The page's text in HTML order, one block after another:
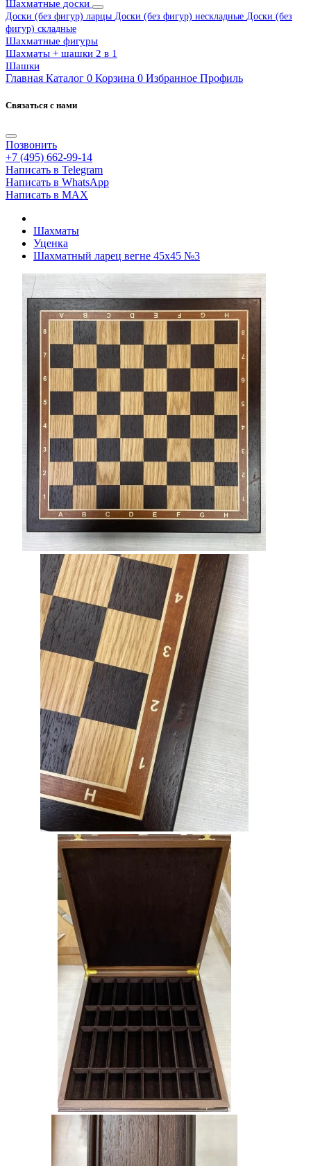
Шахматные доски
Доски (без фигур) ларцы Доски (без фигур) нескладные Доски (без
фигур) складные
Шахматные фигуры
Шахматы + шашки 2 в 1
Шашки
Главная Каталог 0 Корзина 0 Избранное Профиль
Связаться с нами
Позвонить
+7 (495) 662-99-14
Написать в Telegram
Написать в WhatsApp
Написать в MAX
Шахматы
Уценка
Шахматный ларец вегне 45х45 №3